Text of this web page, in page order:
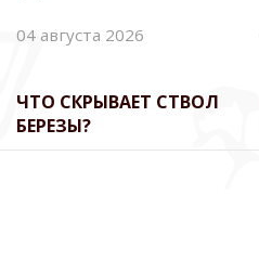
04 августа 2026
ЧТО СКРЫВАЕТ СТВОЛ
БЕРЕЗЫ?